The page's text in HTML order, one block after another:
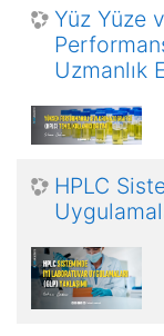
Yüz Yüze
Uzmanlık
HPLC